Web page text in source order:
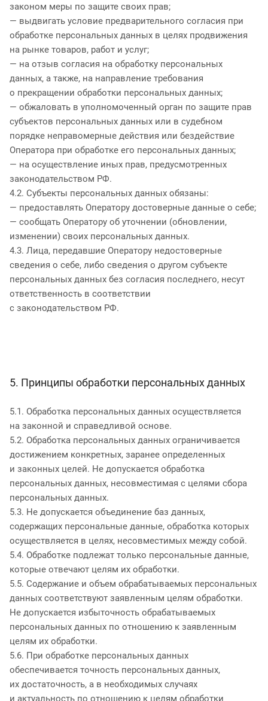
законом меры по защите своих прав;
— выдвигать условие предварительного согласия при
обработке персональных данных в целях продвижения
на рынке товаров, работ и услуг;
— на отзыв согласия на обработку персональных
данных, а также, на направление требования
о прекращении обработки персональных данных;
— обжаловать в уполномоченный орган по защите прав
субъектов персональных данных или в судебном
порядке неправомерные действия или бездействие
Оператора при обработке его персональных данных;
— на осуществление иных прав, предусмотренных
законодательством РФ.
4.2. Субъекты персональных данных обязаны:
— предоставлять Оператору достоверные данные о себе;
— сообщать Оператору об уточнении (обновлении,
изменении) своих персональных данных.
4.3. Лица, передавшие Оператору недостоверные
сведения о себе, либо сведения о другом субъекте
персональных данных без согласия последнего, несут
ответственность в соответствии
с законодательством РФ.
5. Принципы обработки персональных данных
5.1. Обработка персональных данных осуществляется
на законной и справедливой основе.
5.2. Обработка персональных данных ограничивается
достижением конкретных, заранее определенных
и законных целей. Не допускается обработка
персональных данных, несовместимая с целями сбора
персональных данных.
5.3. Не допускается объединение баз данных,
содержащих персональные данные, обработка которых
осуществляется в целях, несовместимых между собой.
5.4. Обработке подлежат только персональные данные,
которые отвечают целям их обработки.
5.5. Содержание и объем обрабатываемых персональных
данных соответствуют заявленным целям обработки.
Не допускается избыточность обрабатываемых
персональных данных по отношению к заявленным
целям их обработки.
5.6. При обработке персональных данных
обеспечивается точность персональных данных,
их достаточность, а в необходимых случаях
и актуальность по отношению к целям обработки